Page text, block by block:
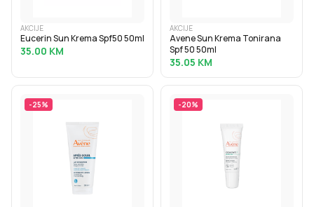
AKCIJE
Eucerin Sun Krema Spf50 50ml
35.00 KM
AKCIJE
Avene Sun Krema Tonirana
Spf 50 50ml
35.05 KM
-25% -20%